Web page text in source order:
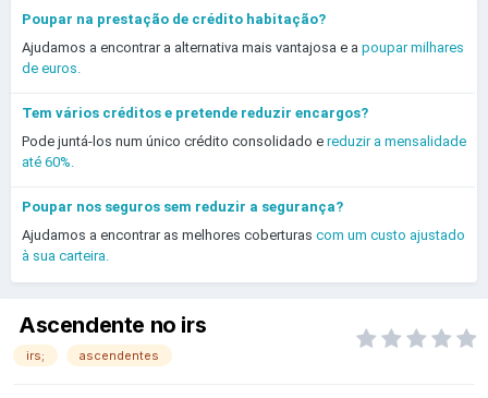
Poupar na prestação de crédito habitação?
Ajudamos a encontrar a alternativa mais vantajosa e a poupar milhares
de euros.
Tem vários créditos e pretende reduzir encargos?
Pode juntá-los num único crédito consolidado e reduzir a mensalidade
até 60%.
Poupar nos seguros sem reduzir a segurança?
Ajudamos a encontrar as melhores coberturas com um custo ajustado
à sua carteira.
Ascendente no irs
irs; ascendentes